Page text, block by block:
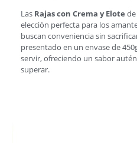
Las Rajas con Crema y Elote de
elección perfecta para los
buscan conveniencia sin
presentado en un envase de
servir, ofreciendo un sabor
superar.